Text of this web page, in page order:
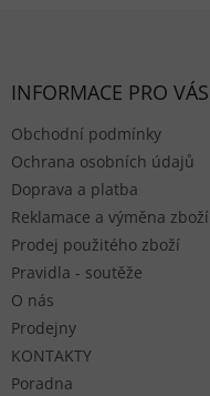
INFORMACE PRO VÁS
Obchodní podmínky
Ochrana osobních údajů
Doprava a platba
Reklamace a výměna zboží
Prodej použitého zboží
Pravidla - soutěže
O nás
Prodejny
KONTAKTY
Poradna